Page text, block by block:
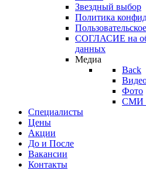
Звездный выбор
Политика
СОГЛАСИЕ на
данных
Медиа
Back
Фото
СМИ
Специалисты
Цены
Акции
До и После
Вакансии
Контакты